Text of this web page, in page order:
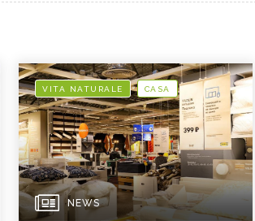
VITA NATURALE CASA
NEWS